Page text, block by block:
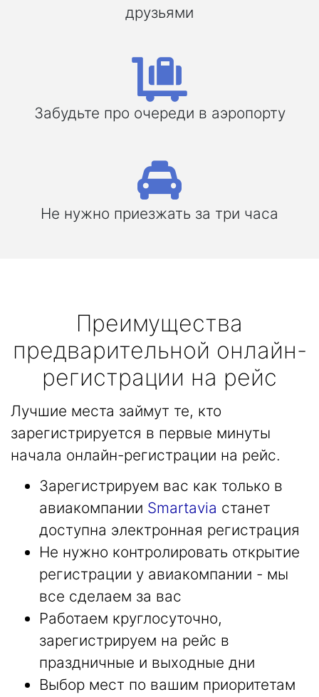
друзьями
Забудьте про очереди в аэропорту
Не нужно приезжать за три часа
Преимущества
предварительной онлайн-
регистрации на рейс
Лучшие места займут те, кто
зарегистрируется в первые минуты
начала онлайн-регистрации на рейс.
Зарегистрируем вас как только в
авиакомпании Smartavia станет
доступна электронная регистрация
Не нужно контролировать открытие
регистрации у авиакомпании - мы
все сделаем за вас
Работаем круглосуточно,
зарегистрируем на рейс в
праздничные и выходные дни
Выбор мест по вашим приоритетам